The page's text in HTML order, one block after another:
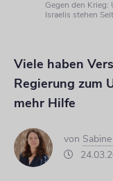
Gegen den Krieg:
Israelis stehen
Viele haben
Regierung zum
mehr Hilfe
von